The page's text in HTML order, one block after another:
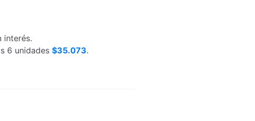
interés.
6 unidades$35.073.